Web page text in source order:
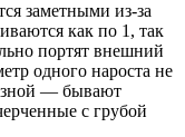
заметными из-за
как по 1, так
портят внешний
одного нароста не
— бывают
с грубой